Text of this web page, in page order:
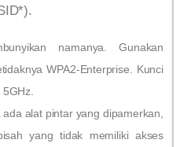
namanya. Gunakan
WPA2-Enterprise. Kunci
ada alat pintar yang dipamerkan,
yang tidak memiliki akses